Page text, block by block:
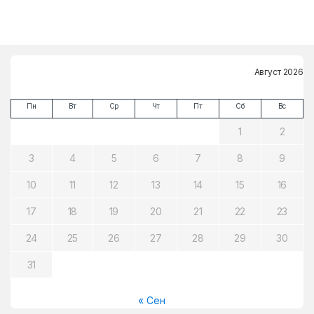
Август 2026
Пн Вт Ср Чт Пт Сб Вс
1 2
3 4 5 6 7 8 9
10 11 12 13 14 15 16
17 18 19 20 21 22 23
24 25 26 27 28 29 30
31
« Сен